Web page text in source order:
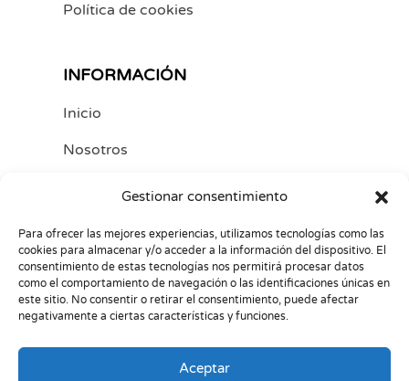
Gestionar consentimiento
Para ofrecer las mejores experiencias, utilizamos tecnologías como las
cookies para almacenar y/o acceder a la información del dispositivo. El
consentimiento de estas tecnologías nos permitirá procesar datos
como el comportamiento de navegación o las identificaciones únicas en
este sitio. No consentir o retirar el consentimiento, puede afectar
negativamente a ciertas características y funciones.
Aceptar
Política de cookies
INFORMACIÓN
Inicio
Nosotros
Contacto
SÍGUENOS